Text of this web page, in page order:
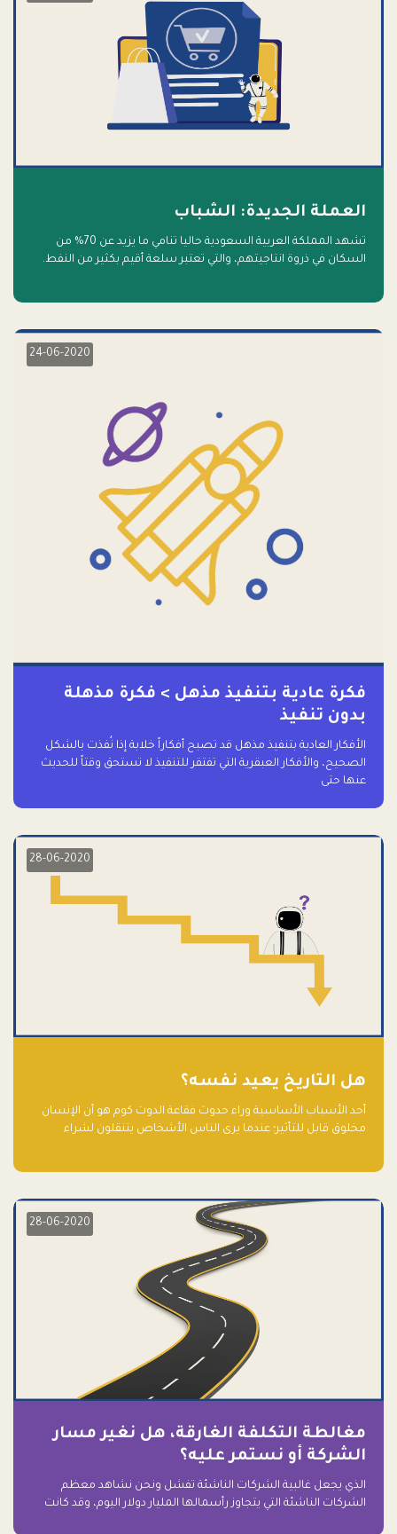
العملة الجديدة: الشباب
تشهد المملكة العربية السعودية حاليا تنامي ما يزيد عن 70% من
السكان في ذروة انتاجيتهم، والتي تعتبر سلعة أقيم بكثير من النفط.
24-06-2020
فكرة عادية بتنفيذ مذهل > فكرة مذهلة
بدون تنفيذ
الأفكار العادية بتنفيذ مذهل قد تصبح أفكاراً خلابة إذا نُفذت بالشكل
الصحيح، والأفكار العبقرية التي تفتقر للتنفيذ لا تستحق وقتاً للحديث
عنها حتى
28-06-2020
هل التاريخ يعيد نفسه؟
أحد الأسباب الأساسية وراء حدوث فقاعة الدوت كوم هو أن الإنسان
مخلوق قابل للتأثير؛ عندما يرى الناس الأشخاص يتنقلون لشراء
28-06-2020
مغالطة التكلفة الغارقة، هل نغير مسار
الشركة أو نستمر عليه؟
الذي يجعل غالبية الشركات الناشئة تفشل ونحن نشاهد معظم
الشركات الناشئة التي يتجاوز رأسمالها المليار دولار اليوم، وقد كانت